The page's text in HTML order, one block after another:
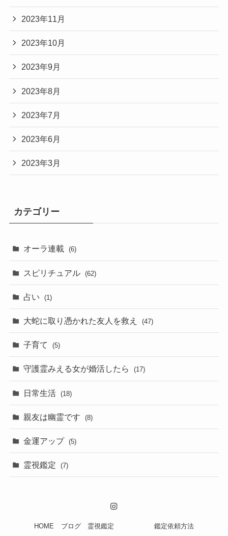
2023年11月
2023年10月
2023年9月
2023年8月
2023年7月
2023年6月
2023年3月
カテゴリー
オーラ連載 (6)
スピリチュアル (62)
占い (1)
大蛇に取り憑かれた友人を救え (47)
子育て (5)
守護霊みえる女が婚活したら (17)
日常生活 (18)
親友は幽霊です (8)
金運アップ (5)
霊視鑑定 (7)
HOME ブログ 霊視鑑定 鑑定依頼方法